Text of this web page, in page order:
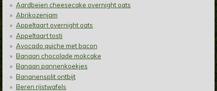
Aardbeien cheesecake overnight oats
Abrikozenjam
Appeltaart overnight oats
Appeltaart tosti
Avocado quiche met bacon
Banaan chocolade mokcake
Banaan pannenkoekjes
Bananensplit ontbijt
Beren rijstwafels